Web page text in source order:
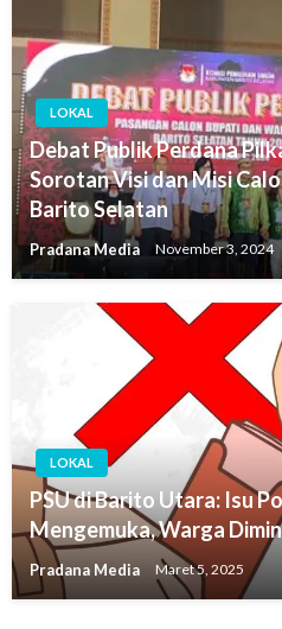
LOKAL
Debat Publik Perdana
Sorotan Visi dan Misi
Barito Selatan
Pradana Media November 3, 2024
LOKAL
PSU di Barito Utara: Isu
Mengemuka, Warga
Pradana Media Maret 5, 2025